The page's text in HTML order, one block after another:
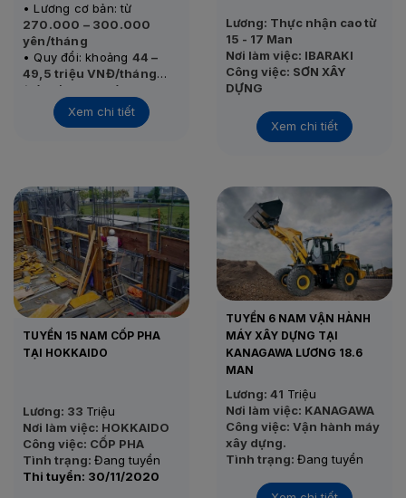
• Lương cơ bản: từ
270.000 – 300.000
yên/tháng
• Quy đổi: khoảng 44 –
49,5 triệu VNĐ/tháng
(Tỷ giá tham khảo: 1.000
yên ≈ 165.331 VNĐ)
55 triệu VNĐ/tháng
• Nơi làm việc: Kanagawa
• Tình trạng: Đang tuyển
• Thi tuyển: Sau khi đủ
form
Xem chi tiết
Lương: Thực nhận cao từ
15 - 17 Man
Nơi làm việc: IBARAKI
Công việc: SƠN XÂY
DỰNG
Thi tuyển: 25/11/2020
Xem chi tiết
TUYỂN 15 NAM CỐP PHA
TẠI HOKKAIDO
Lương: 33 Triệu
Nơi làm việc: HOKKAIDO
Công việc: CỐP PHA
Tình trạng: Đang tuyển
Thi tuyển: 30/11/2020
TUYỂN 6 NAM VẬN HÀNH
MÁY XÂY DỰNG TẠI
KANAGAWA LƯƠNG 18.6
MAN
Lương: 41 Triệu
Nơi làm việc: KANAGAWA
Công việc: Vận hành máy
xây dựng.
Tình trạng: Đang tuyển